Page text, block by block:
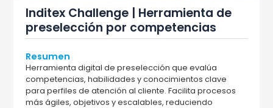
Inditex Challenge | Herramienta de
preselección por competencias
Resumen
Herramienta digital de preselección que evalúa
competencias, habilidades y conocimientos clave
para perfiles de atención al cliente. Facilita procesos
más ágiles, objetivos y escalables, reduciendo